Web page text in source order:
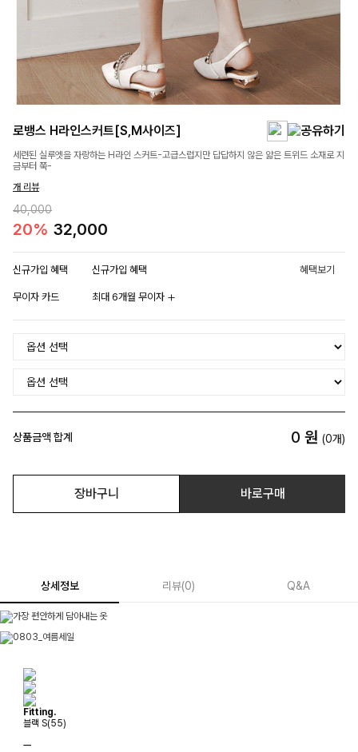
로뱅스 H라인스커트[S,M사이즈]
세련된 실루엣을 자랑하는 H라인 스커트-고급스럽지만 답답하지 않은 얇은 트위드 소재로 지
금부터 쭉-
개 리뷰
40,000
20% 32,000
신규가입 혜택 신규가입 혜택 혜택보기
무이자 카드 최대 6개월 무이자
상품금액 합계 0 원 (0개)
장바구니 바로구매
상세정보 리뷰(0) Q&A
Fitting.
블랙 S(55)
ㅡ